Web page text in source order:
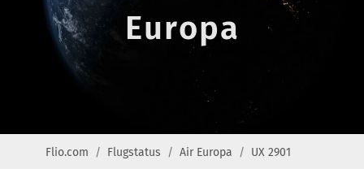
Europa
Flio.com Flugstatus Air Europa UX 2901